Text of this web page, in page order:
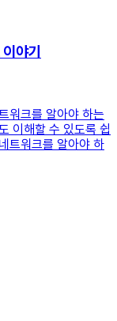
야기
워크를 알아야 하는
이해할 수 있도록 쉽
트워크를 알아야 하